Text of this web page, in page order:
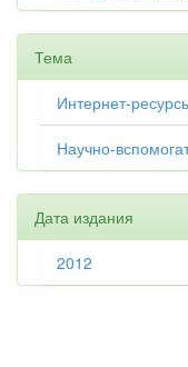
Тема
Интернет-
Научно-
Дата издания
2012